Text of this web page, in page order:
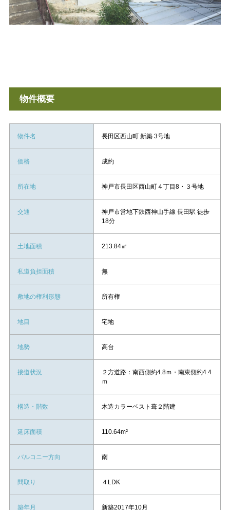
物件概要
物件名 長田区西山町 新築 3号地
価格 成約
所在地 神戸市長田区西山町４丁目8・３号地
交通
神戸市営地下鉄西神山手線 長田駅 徒歩
18分
土地面積 213.84㎡
私道負担面積 無
敷地の権利形態 所有権
地目 宅地
地勢 高台
接道状況
２方道路：南西側約4.8ｍ・南東側約4.4
ｍ
構造・階数 木造カラーベスト葺２階建
延床面積 110.64m²
バルコニー方向 南
間取り ４LDK
築年月 新築2017年10月